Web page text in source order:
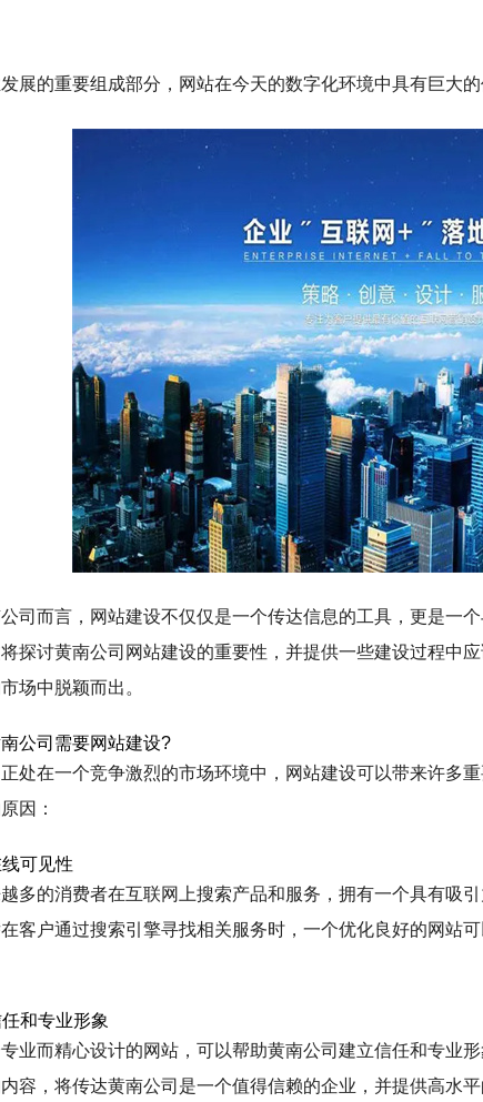
展的重要组成部分，网站在今天的数字化环境中具有巨大的
司而言，网站建设不仅仅是一个传达信息的工具，更是一
探讨黄南公司网站建设的重要性，并提供一些建设过程中
场中脱颖而出。
公司需要网站建设?
处在一个竞争激烈的市场环境中，网站建设可以带来许多
因：
可见性
多的消费者在互联网上搜索产品和服务，拥有一个具有吸
客户通过搜索引擎寻找相关服务时，一个优化良好的网站
和专业形象
业而精心设计的网站，可以帮助黄南公司建立信任和专业
容，将传达黄南公司是一个值得信赖的企业，并提供高水平